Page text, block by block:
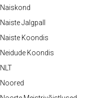
Naiskond
Naiste Jalgpall
Naiste Koondis
Neidude Koondis
NLT
Noored